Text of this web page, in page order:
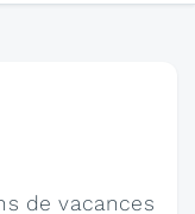
de vacances